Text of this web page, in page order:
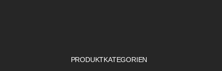
PRODUKTKATEGORIEN